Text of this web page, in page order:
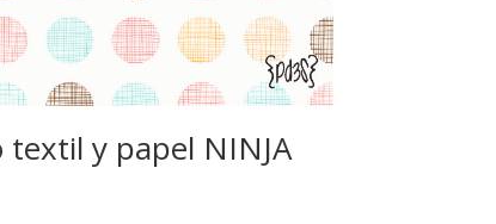
textil y papel NINJA